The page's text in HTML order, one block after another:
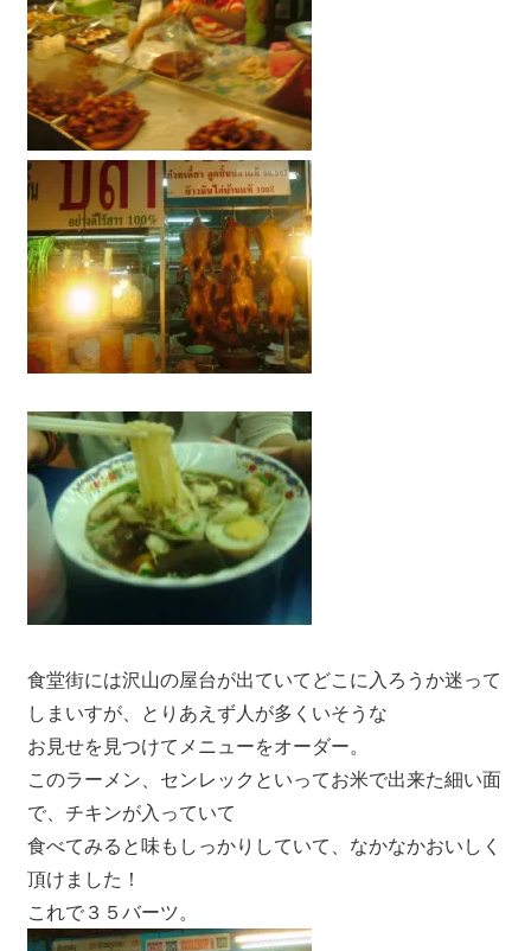
ン
情
報
や
ー
ケ
ッ
ト
の
景
色
ど、
ロ
ー
カ
な
目
線
つ、
プ
ー
ケ
ッ
ト
の
観
光
食堂街には沢山の屋台が出ていてどこに入ろうか迷って
しまいすが、とりあえず人が多くいそうな
お見せを見つけてメニューをオーダー。
このラーメン、センレックといってお米で出来た細い面
で、チキンが入っていて
食べてみると味もしっかりしていて、なかなかおいしく
頂けました！
これで３５バーツ。